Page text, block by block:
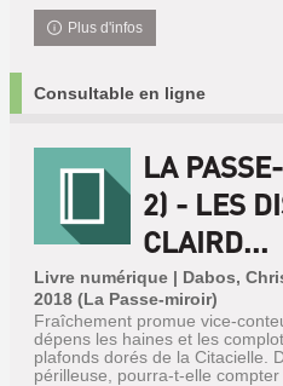
Plus d'infos
Consultable en ligne
LA
2) - LES
CLAIRD...
Livre numérique | Dabos,
2018 (La Passe-miroir)
Fraîchement promue vice-
dépens les haines et les
plafonds dorés de la Citacielle.
périlleuse, pourra-t-elle compter